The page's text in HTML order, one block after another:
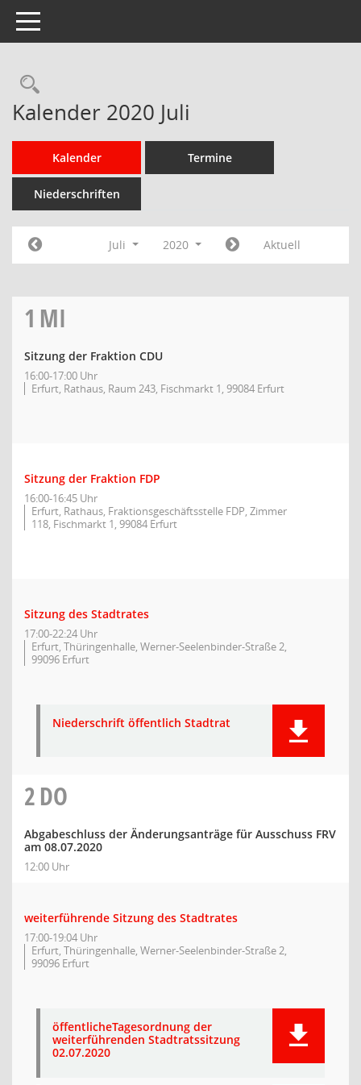
Toggle navigation
Rechercheauswahl
Kalender 2020 Juli
Kalender Termine
Niederschriften
Juli 2020 Aktuell
1 MI
Sitzung der Fraktion CDU
16:00-17:00 Uhr
Erfurt, Rathaus, Raum 243, Fischmarkt 1, 99084 Erfurt
Sitzung der Fraktion FDP
16:00-16:45 Uhr
Erfurt, Rathaus, Fraktionsgeschäftsstelle FDP, Zimmer
118, Fischmarkt 1, 99084 Erfurt
Sitzung des Stadtrates
17:00-22:24 Uhr
Erfurt, Thüringenhalle, Werner-Seelenbinder-Straße 2,
99096 Erfurt
Niederschrift öffentlich Stadtrat
2DO
Abgabeschluss der Änderungsanträge für Ausschuss FRV
am 08.07.2020
12:00 Uhr
weiterführende Sitzung des Stadtrates
17:00-19:04 Uhr
Erfurt, Thüringenhalle, Werner-Seelenbinder-Straße 2,
99096 Erfurt
öffentlicheTagesordnung der
weiterführenden Stadtratssitzung
02.07.2020